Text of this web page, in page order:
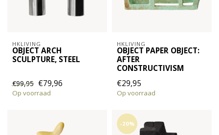
HKLIVING
OBJECT ARCH
SCULPTURE, STEEL
€99,95 €79,96
Op voorraad
HKLIVING
OBJECT PAPER OBJECT:
AFTER
CONSTRUCTIVISM
€29,95
Op voorraad
-20%